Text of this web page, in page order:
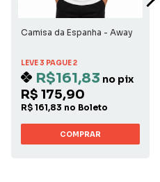
Camisa da Espanha - Away
LEVE 3 PAGUE 2
R$161,83 no pix
R$ 175,90
R$ 161,83 no Boleto
COMPRAR